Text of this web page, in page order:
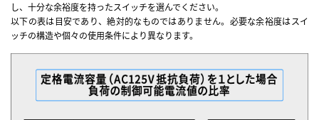
し、十分な余裕度を持ったスイッチを選んでください。
以下の表は目安であり、絶対的なものではありません。必要な余裕度はスイ
ッチの構造や個々の使用条件により異なります。